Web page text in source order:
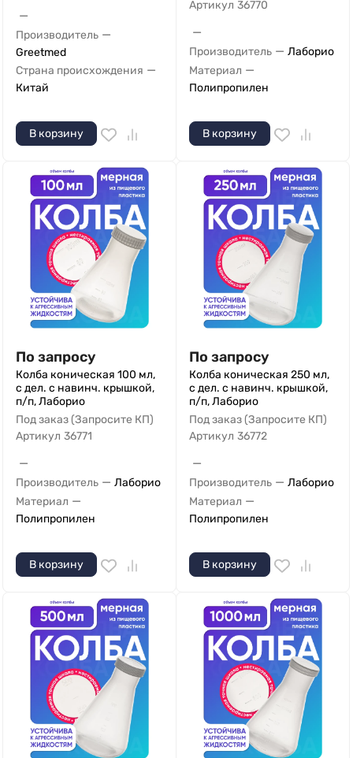
—
Производитель —
Greetmed
Страна происхождения —
Китай
В корзину
Артикул 36770
—
Производитель — Лаборио
Материал —
Полипропилен
В корзину
По запросу
Колба коническая 100 мл,
с дел. с навинч. крышкой,
п/п, Лаборио
Под заказ (Запросите КП)
Артикул 36771
—
Производитель — Лаборио
Материал —
Полипропилен
В корзину
По запросу
Колба коническая 250 мл,
с дел. с навинч. крышкой,
п/п, Лаборио
Под заказ (Запросите КП)
Артикул 36772
—
Производитель — Лаборио
Материал —
Полипропилен
В корзину